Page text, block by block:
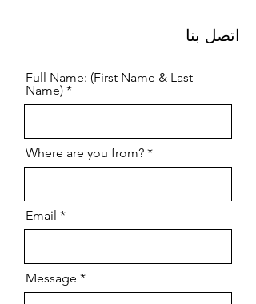
اتصل بنا
Full Name: (First Name & Last
Name)
Where are you from?
Email
Message